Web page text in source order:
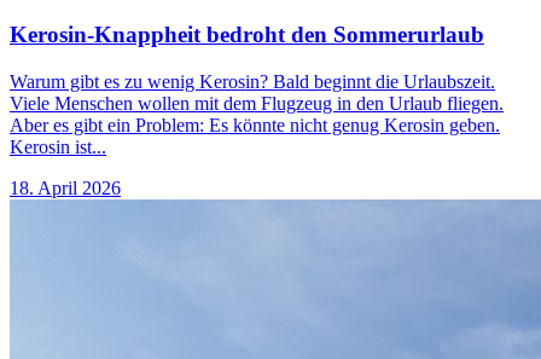
Kerosin-Knappheit bedroht den Sommerurlaub
Warum gibt es zu wenig Kerosin? Bald beginnt die Urlaubszeit.
Viele Menschen wollen mit dem Flugzeug in den Urlaub fliegen.
Aber es gibt ein Problem: Es könnte nicht genug Kerosin geben.
Kerosin ist...
18. April 2026